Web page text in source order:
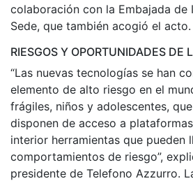
colaboración con la Embajada de
Sede, que también acogió el acto.
RIESGOS Y OPORTUNIDADES DE
“Las nuevas tecnologías se han
elemento de alto riesgo en el
frágiles, niños y adolescentes,
disponen de acceso a
interior herramientas que pueden
comportamientos de riesgo”,
presidente de Telefono Azzurro.